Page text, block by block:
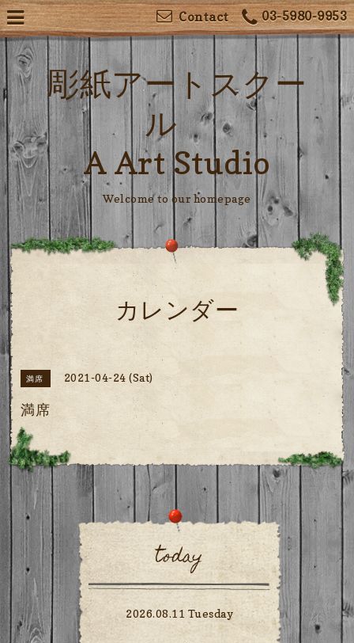
03-5980-9953
Contact
彫紙アートスクー
ル
A Art Studio
Welcome to our homepage
カレンダー
満席 2021-04-24 (Sat)
満席
today
2026.08.11 Tuesday